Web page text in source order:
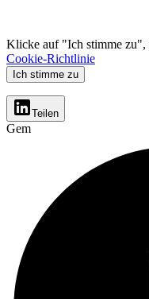
Klicke auf "Ich stimme zu",
Cookie-Richtlinie
Ich stimme zu
Teilen
Gem